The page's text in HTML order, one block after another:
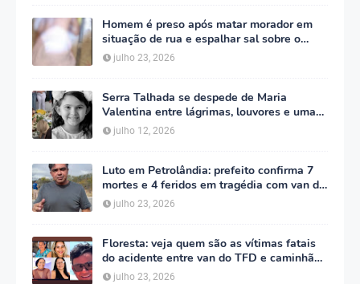
Homem é preso após matar morador em
situação de rua e espalhar sal sobre o
corpo em Serra Talhada
julho 23, 2026
Serra Talhada se despede de Maria
Valentina entre lágrimas, louvores e uma
multidão que caminhou ao lado da família
julho 12, 2026
Luto em Petrolândia: prefeito confirma 7
mortes e 4 feridos em tragédia com van do
TFD e decreta três dias de luto oficial
julho 23, 2026
Floresta: veja quem são as vítimas fatais
do acidente entre van do TFD e caminhão
na PE-360
julho 23, 2026